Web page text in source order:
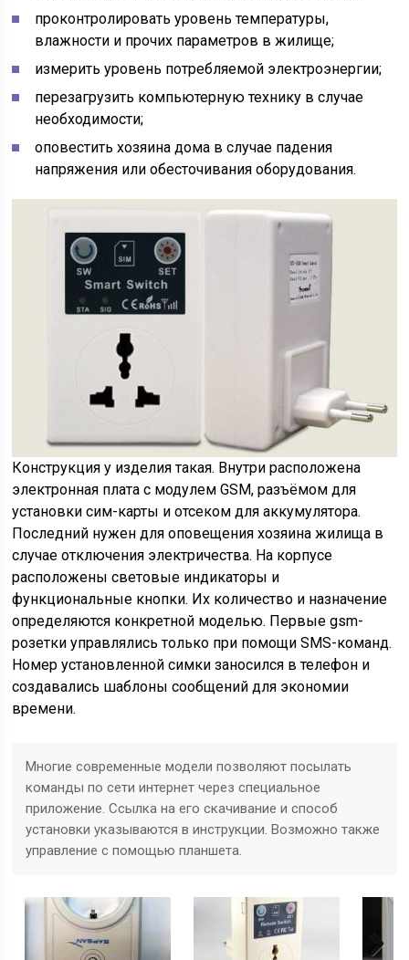
проконтролировать уровень температуры,
влажности и прочих параметров в жилище;
измерить уровень потребляемой электроэнергии;
перезагрузить компьютерную технику в случае
необходимости;
оповестить хозяина дома в случае падения
напряжения или обесточивания оборудования.
Конструкция у изделия такая. Внутри расположена
электронная плата с модулем GSM, разъёмом для
установки сим-карты и отсеком для аккумулятора.
Последний нужен для оповещения хозяина жилища в
случае отключения электричества. На корпусе
расположены световые индикаторы и
функциональные кнопки. Их количество и назначение
определяются конкретной моделью. Первые gsm-
розетки управлялись только при помощи SMS-команд.
Номер установленной симки заносился в телефон и
создавались шаблоны сообщений для экономии
времени.
Многие современные модели позволяют посылать
команды по сети интернет через специальное
приложение. Ссылка на его скачивание и способ
установки указываются в инструкции. Возможно также
управление с помощью планшета.